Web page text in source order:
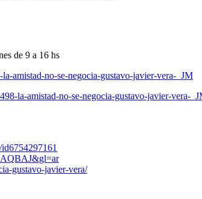
de 9 a 16 hs
amistad-no-se-negocia-gustavo-javier-vera-_JM
la-amistad-no-se-negocia-gustavo-javier-vera-
gustavo-javier-vera/